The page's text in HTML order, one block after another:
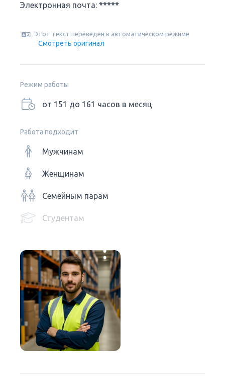
Электронная почта: *****
Этот текст переведен в автоматическом режиме
Смотреть оригинал
Режим работы
от 151 до 161 часов в месяц
Работа подходит
Мужчинам
Женщинам
Семейным парам
Студентам